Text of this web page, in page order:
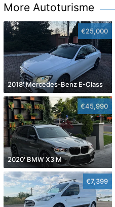
More Autoturisme
€25,000
2018' Mercedes-Benz E-Class
€45,990
2020' BMW X3 M
€7,399